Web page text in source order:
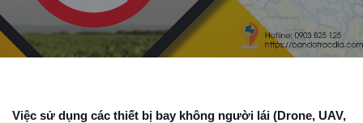
Việc sử dụng các thiết bị bay không người lái (Drone, UAV,